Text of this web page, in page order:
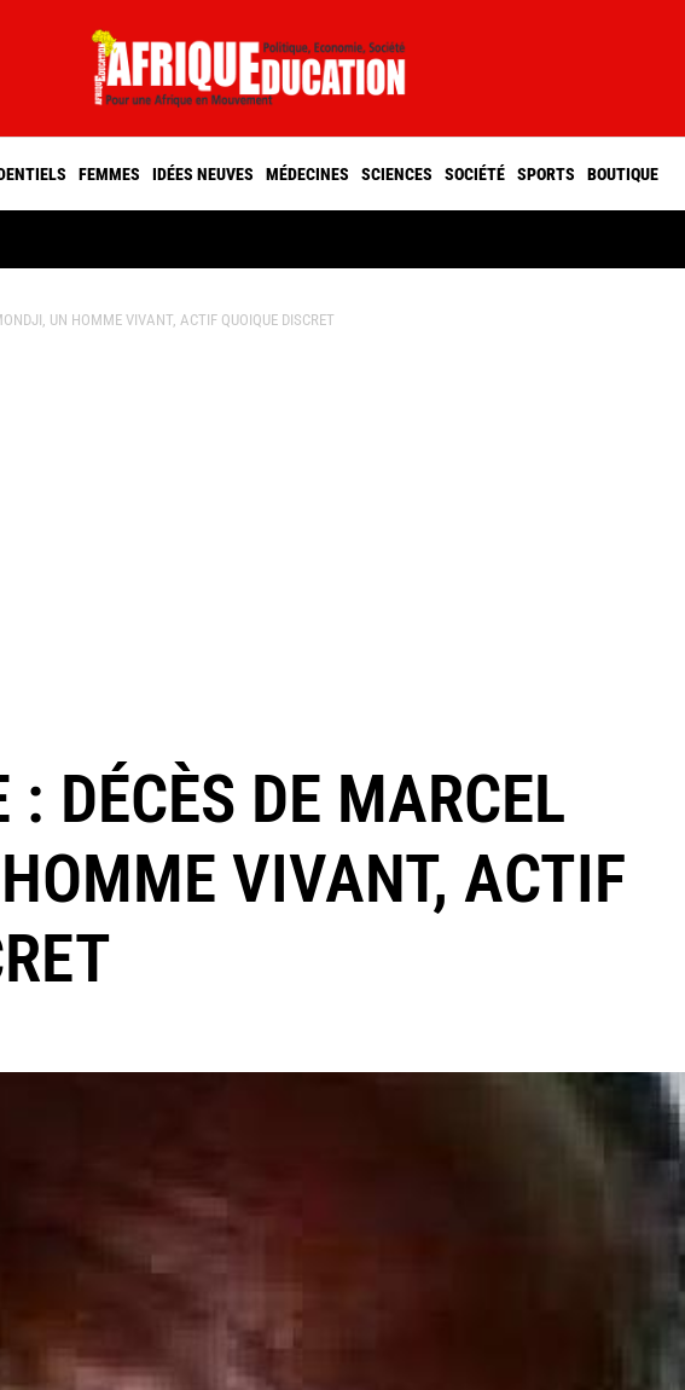
FEMMES IDÉES NEUVES MÉDECINES SCIENCES SOCIÉTÉ SPORTS BOUTIQUE
UN HOMME VIVANT, ACTIF QUOIQUE DISCRET
: DÉCÈS DE MARCEL
VIVANT, ACTIF